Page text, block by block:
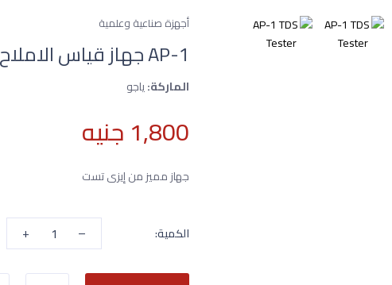
أجهزة صناعية وعلمية
AP-1 جهاز قياس الاملاح الذائبة
الماركة:ياجو
1,800 جنيه
جهاز مميز من إيزى تست
الكمية: –
+